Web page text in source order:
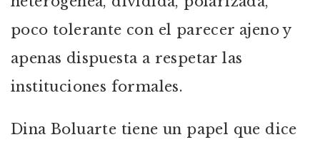
poco tolerante con el parecer ajeno y
apenas dispuesta a respetar las
instituciones formales.
Dina Boluarte tiene un papel que dice